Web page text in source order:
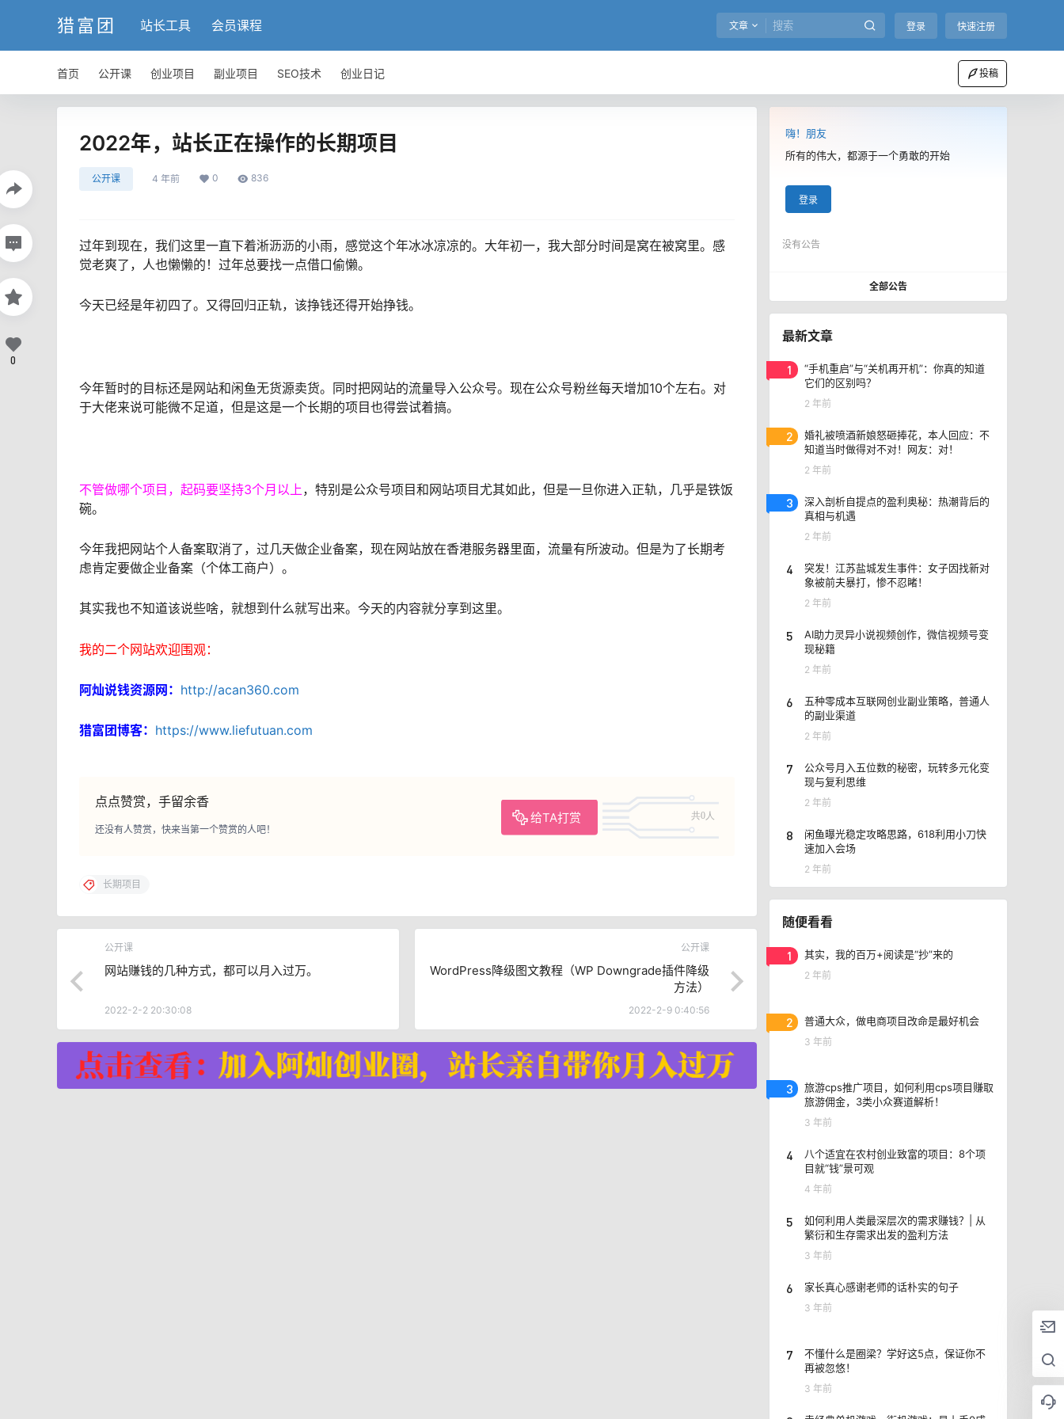
猎富团 站长工具 会员课程 文章 登录 快速注册
首页 公开课 创业项目 副业项目 SEO技术 创业日记 投稿
2022年，站长正在操作的长期项目
公开课 4 年前 0 836
过年到现在，我们这里一直下着淅沥沥的小雨，感觉这个年冰冰凉凉的。大年初一，我大部分时间是窝在被窝里。感
觉老爽了，人也懒懒的！过年总要找一点借口偷懒。
今天已经是年初四了。又得回归正轨，该挣钱还得开始挣钱。
今年暂时的目标还是网站和闲鱼无货源卖货。同时把网站的流量导入公众号。现在公众号粉丝每天增加10个左右。对
于大佬来说可能微不足道，但是这是一个长期的项目也得尝试着搞。
不管做哪个项目，起码要坚持3个月以上 ，特别是公众号项目和网站项目尤其如此，但是一旦你进入正轨，几乎是铁饭
碗。
今年我把网站个人备案取消了，过几天做企业备案，现在网站放在香港服务器里面，流量有所波动。但是为了长期考
虑肯定要做企业备案（个体工商户）。
其实我也不知道该说些啥，就想到什么就写出来。今天的内容就分享到这里。
我的二个网站欢迎围观：
阿灿说钱资源网： http://acan360.com
猎富团博客： https://www.liefutuan.com
点点赞赏，手留余香
给TA打赏 共0人
还没有人赞赏，快来当第一个赞赏的人吧！
0
长期项目
公开课
网站赚钱的几种方式，都可以月入过万。
2022-2-2 20:30:08
公开课
WordPress降级图文教程（WP Downgrade插件降级
方法）
2022-2-9 0:40:56
嗨！朋友
所有的伟大，都源于一个勇敢的开始
登录
没有公告
全部公告
最新文章
1
“手机重启”与“关机再开机”：你真的知道
它们的区别吗？
2 年前
2
婚礼被喷酒新娘怒砸捧花，本人回应：不
知道当时做得对不对！网友：对！
2 年前
3
深入剖析自提点的盈利奥秘：热潮背后的
真相与机遇
2 年前
4
突发！江苏盐城发生事件：女子因找新对
象被前夫暴打，惨不忍睹！
2 年前
5
AI助力灵异小说视频创作，微信视频号变
现秘籍
2 年前
6
五种零成本互联网创业副业策略，普通人
的副业渠道
2 年前
7
公众号月入五位数的秘密，玩转多元化变
现与复利思维
2 年前
8
闲鱼曝光稳定攻略思路，618利用小刀快
速加入会场
2 年前
随便看看
1 其实，我的百万+阅读是“抄”来的
2 年前
2 普通大众，做电商项目改命是最好机会
3 年前
3
旅游cps推广项目，如何利用cps项目赚取
旅游佣金，3类小众赛道解析！
3 年前
4
八个适宜在农村创业致富的项目：8个项
目就“钱”景可观
4 年前
5
如何利用人类最深层次的需求赚钱？| 从
繁衍和生存需求出发的盈利方法
3 年前
6 家长真心感谢老师的话朴实的句子
3 年前
7
不懂什么是圈梁？学好这5点，保证你不
再被忽悠！
3 年前